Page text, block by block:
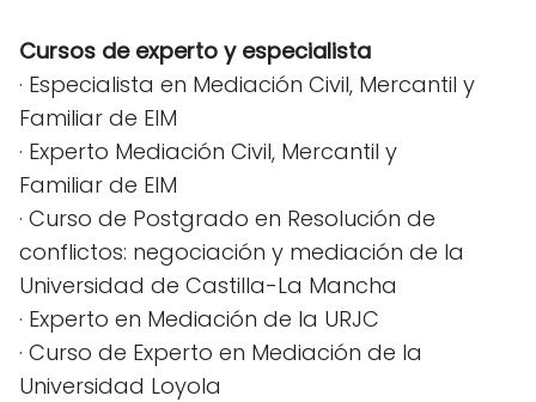
Cursos de experto y especialista
· Especialista en Mediación Civil, Mercantil y
Familiar de EIM
· Experto Mediación Civil, Mercantil y
Familiar de EIM
· Curso de Postgrado en Resolución de
conflictos: negociación y mediación de la
Universidad de Castilla-La Mancha
· Experto en Mediación de la URJC
· Curso de Experto en Mediación de la
Universidad Loyola